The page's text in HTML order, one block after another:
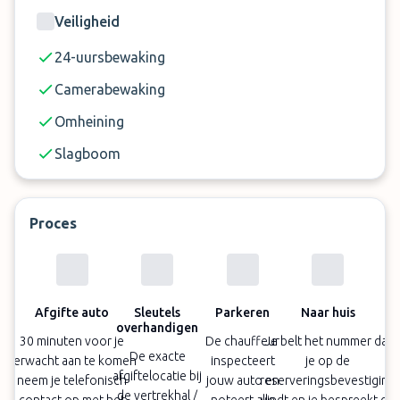
Veiligheid
24-uursbewaking
Camerabewaking
Omheining
Slagboom
Proces
Afgifte auto
30 minuten voor je
verwacht aan te komen
neem je telefonisch
Sleutels
overhandigen
De exacte
afgiftelocatie bij
de vertrekhal /
Parkeren
De chauffeur
inspecteert
jouw auto en
Naar huis
Je belt het nummer dat
je op de
reserveringsbevestiging